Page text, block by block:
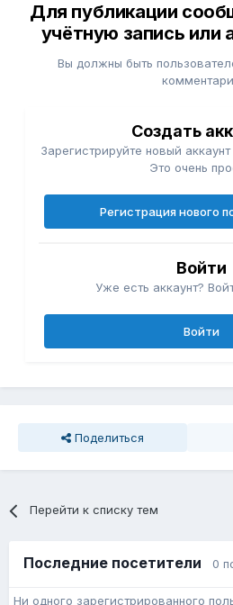
Для публикации
учётную запись или
Вы должны быть
Создать
Зарегистрируйте новый
Это очень
Регистрация нового
Войти
Уже есть аккаунт?
Войти
Поделиться
Перейти к списку тем
Последние посетители 0
Ни одного зарегистрированного